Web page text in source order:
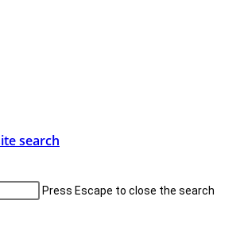
search
Press Escape to close the search